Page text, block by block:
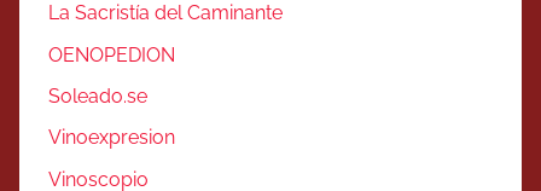
La Sacristía del Caminante
OENOPEDION
Soleado.se
Vinoexpresion
Vinoscopio